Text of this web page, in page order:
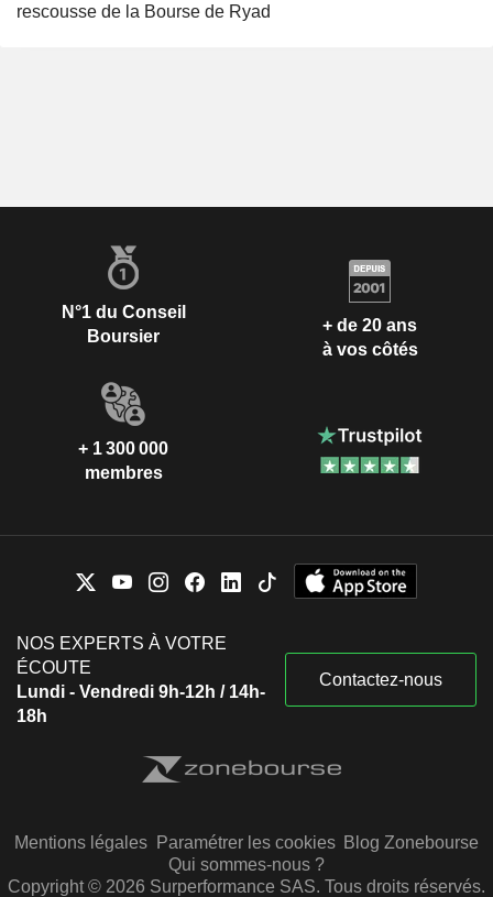
rescousse de la Bourse de Ryad
N°1 du Conseil
Boursier
+ de 20 ans
à vos côtés
+ 1 300 000
membres
NOS EXPERTS À VOTRE
ÉCOUTE
Lundi - Vendredi 9h-12h / 14h-
18h
Contactez-nous
Mentions légales Paramétrer les cookies Blog Zonebourse
Qui sommes-nous ?
Copyright © 2026 Surperformance SAS. Tous droits réservés.